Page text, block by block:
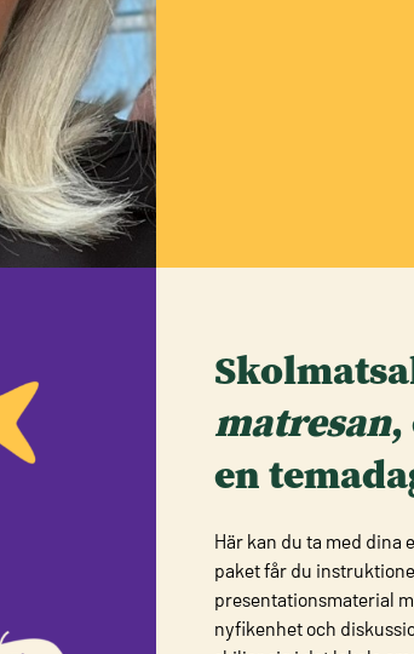
matresan,
en
Här kan du ta med dina
paket får du
presentationsmaterial
nyfikenhet och